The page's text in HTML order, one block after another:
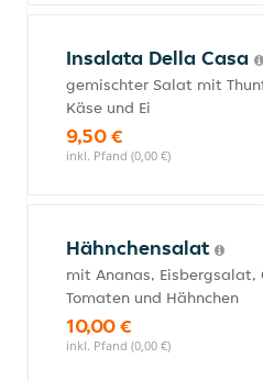
Insalata Della Casa
gemischter Salat mit
Käse und Ei
9,50 €
inkl. Pfand (0,00 €)
Hähnchensalat
mit Ananas, Eisbergsalat,
Tomaten und Hähnchen
10,00 €
inkl. Pfand (0,00 €)